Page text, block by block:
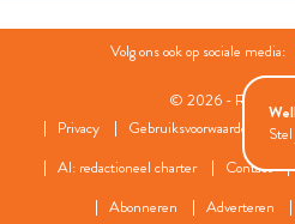
Volg ons ook op sociale media:
© 2026 - Roularta
Privacy
Gebruiksvoorwaarden
AI: redactioneel charter
Contact
Abonneren
Adverteren